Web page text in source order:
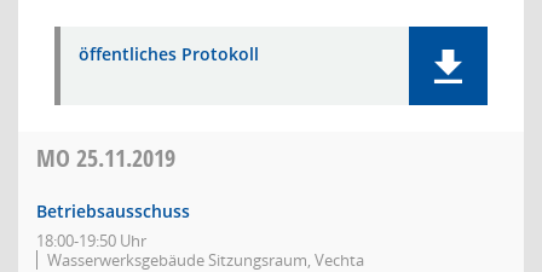
öffentliches Protokoll
MO 25.11.2019
Betriebsausschuss
18:00-19:50 Uhr
Wasserwerksgebäude Sitzungsraum, Vechta